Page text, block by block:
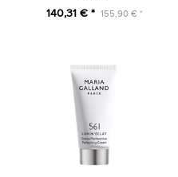
140,31 € * 155,90 € *